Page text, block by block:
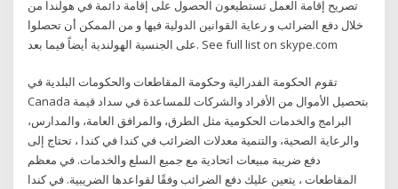
تصریح إقامة العمل تستطیعون الحصول علی إقامة دائمة في هولندا من
خلال دفع الضرائب و رعایة القوانین الدولیة فيها و من الممکن أن تحصلوا
علی الجنسیة الهولندیة أیضاً فيما بعد. See full list on skype.com
تقوم الحكومة الفدرالية وحكومة المقاطعات والحكومات البلدية في
Canada بتحصيل الأموال من الأفراد والشركات للمساعدة في سداد قيمة
البرامج والخدمات الحكومية مثل الطرق، والمرافق العامة، والمدارس،
والرعاية الصحية، والتنمية معدلات الضرائب في كندا في كندا ، تحتاج إلى
دفع ضريبة مبيعات اتحادية مع جميع السلع والخدمات. في معظم
المقاطعات ، يتعين عليك دفع الضرائب وفقًا لقواعدها الضريبية. في كندا